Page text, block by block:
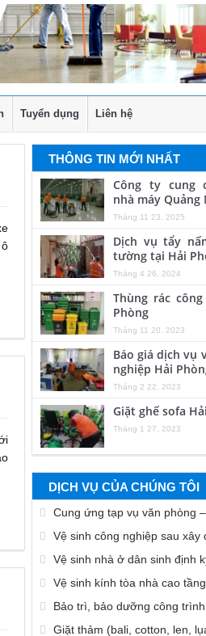
Tuyển dụng Liên hệ
THÔNG TIN MỚI NHẤT
Công ty cung
nhà máy Quảng
Tháng 11 23, 2025
Dịch vụ tẩy
tường tại Hải
Tháng 4 26, 2024
Thùng rác
Phòng
Tháng 11 20, 2023
Báo giá dịch vụ
nghiệp Hải
Tháng 2 22, 2023
Giặt ghế sofa
Tháng 1 27, 2023
DỊCH VỤ CỦA CHÚNG TÔI
Cung ứng tạp vụ văn phòng
Vệ sinh công nghiệp sau xây
Vệ sinh nhà ở dân sinh định
Vệ sinh kính tòa nhà cao tầng
Bảo trì, bảo dưỡng công
Giặt thảm (bali, cotton, len,